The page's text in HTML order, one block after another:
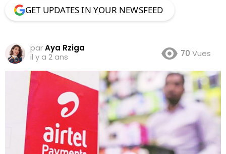
GET UPDATES IN YOUR NEWSFEED
parAya Rziga
il y a 2 ans
70 Vues